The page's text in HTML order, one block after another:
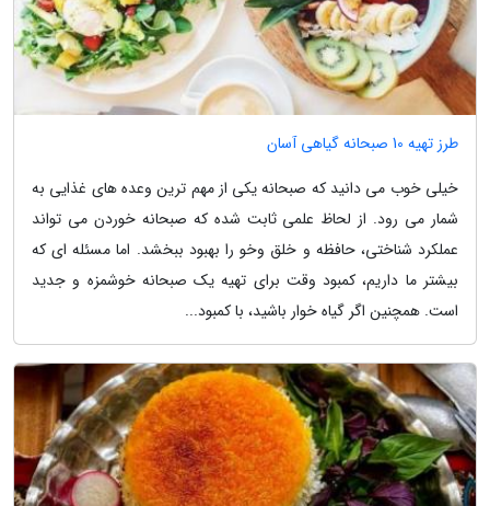
طرز تهیه 10 صبحانه گیاهی آسان
خیلی خوب می دانید که صبحانه یکی از مهم ترین وعده های غذایی به
شمار می رود. از لحاظ علمی ثابت شده که صبحانه خوردن می تواند
عملکرد شناختی، حافظه و خلق وخو را بهبود ببخشد. اما مسئله ای که
بیشتر ما داریم، کمبود وقت برای تهیه یک صبحانه خوشمزه و جدید
است. همچنین اگر گیاه خوار باشید، با کمبود...